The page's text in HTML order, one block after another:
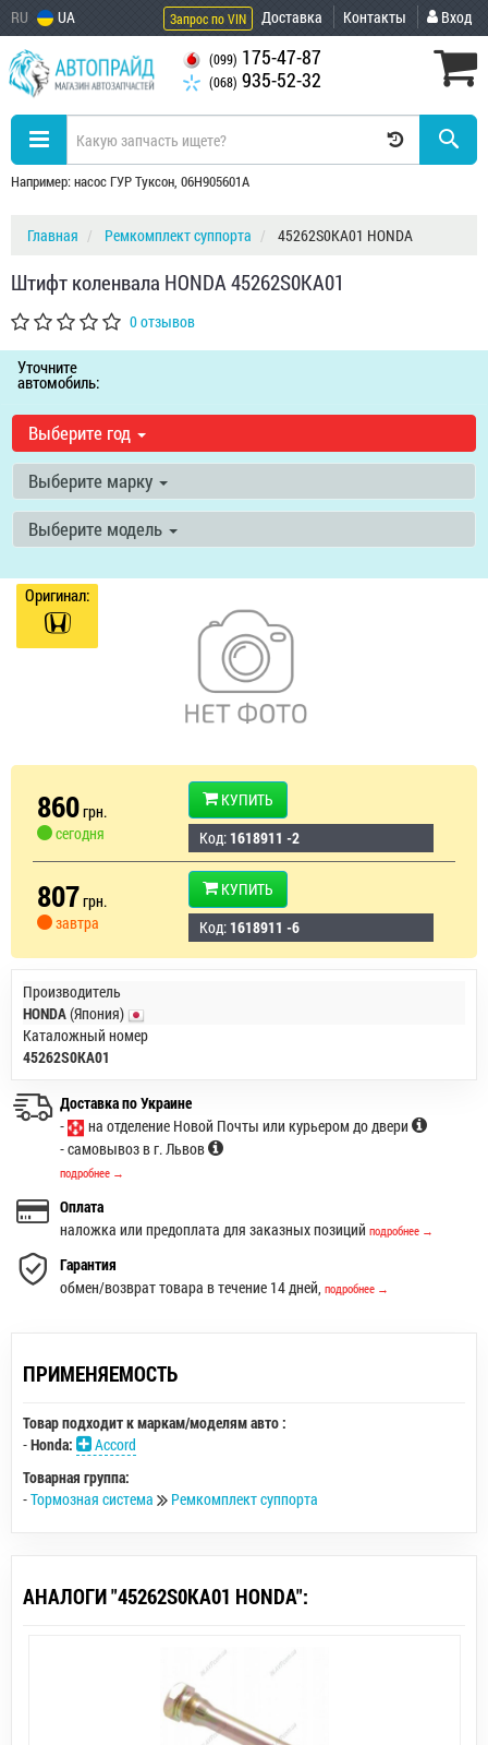
RU UA Запрос по VIN Доставка Контакты Вход
(099) 175-47-87
(068) 935-52-32
Например: насос ГУР Туксон, 06H905601A
Главная Ремкомплект суппорта 45262S0KA01 HONDA
Штифт коленвала HONDA 45262S0KA01
0 отзывов
Уточните
автомобиль:
Выберите год
Выберите марку
Выберите модель
Оригинал:
860грн.
сегодня
КУПИТЬ
Код: 1618911 -2
807грн.
завтра
КУПИТЬ
Код: 1618911 -6
Производитель
HONDA(Япония)
Каталожный номер
45262S0KA01
Доставка по Украине
-
на отделение Новой Почты или курьером до двери
- самовывоз в г. Львов
подробнее →
Оплата
наложка или предоплата для заказных позиций подробнее →
Гарантия
обмен/возврат товара в течение 14 дней, подробнее →
ПРИМЕНЯЕМОСТЬ
Товар подходит к маркам/моделям авто :
-Honda:
Accord
Товарная группа:
-Тормозная система Ремкомплект суппорта
АНАЛОГИ "45262S0KA01 HONDA":